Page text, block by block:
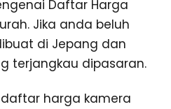
Daftar Harga
Jika anda beluh
di Jepang dan
terjangkau dipasaran.
harga kamera